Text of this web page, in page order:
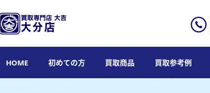
HOME 初めての方 買取商品 買取参考例